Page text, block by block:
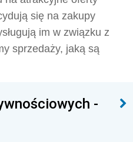
się na zakupy
im w związku z
sprzedaży, jaką są
-